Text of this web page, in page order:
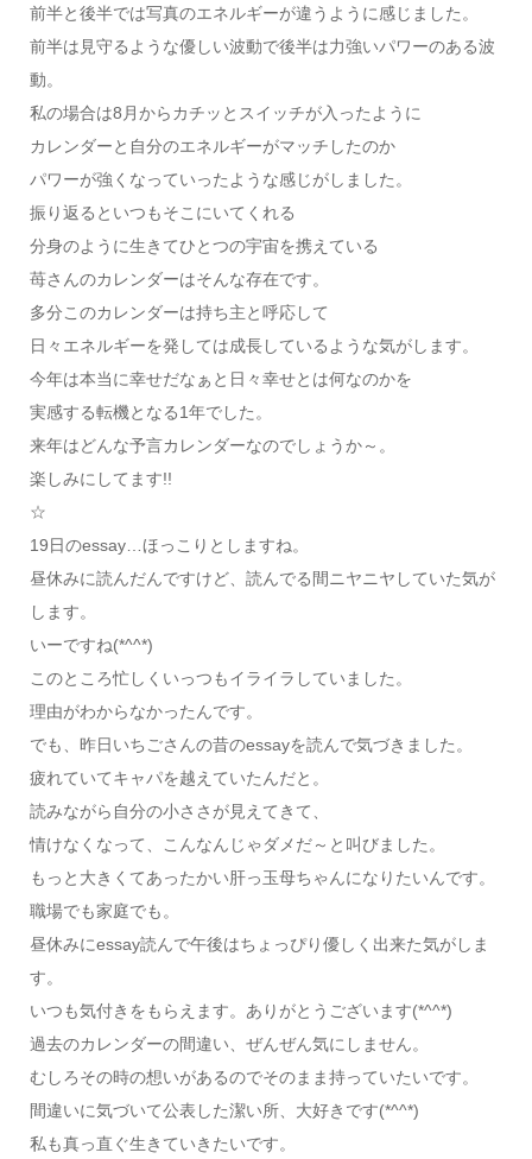
前半と後半では写真のエネルギーが違うように感じました。
前半は見守るような優しい波動で後半は力強いパワーのある波
動。
私の場合は8月からカチッとスイッチが入ったように
カレンダーと自分のエネルギーがマッチしたのか
パワーが強くなっていったような感じがしました。
振り返るといつもそこにいてくれる
分身のように生きてひとつの宇宙を携えている
苺さんのカレンダーはそんな存在です。
多分このカレンダーは持ち主と呼応して
日々エネルギーを発しては成長しているような気がします。
今年は本当に幸せだなぁと日々幸せとは何なのかを
実感する転機となる1年でした。
来年はどんな予言カレンダーなのでしょうか～。
楽しみにしてます!!
☆
19日のessay…ほっこりとしますね。
昼休みに読んだんですけど、読んでる間ニヤニヤしていた気が
します。
いーですね(*^^*)
このところ忙しくいっつもイライラしていました。
理由がわからなかったんです。
でも、昨日いちごさんの昔のessayを読んで気づきました。
疲れていてキャパを越えていたんだと。
読みながら自分の小ささが見えてきて、
情けなくなって、こんなんじゃダメだ～と叫びました。
もっと大きくてあったかい肝っ玉母ちゃんになりたいんです。
職場でも家庭でも。
昼休みにessay読んで午後はちょっぴり優しく出来た気がしま
す。
いつも気付きをもらえます。ありがとうございます(*^^*)
過去のカレンダーの間違い、ぜんぜん気にしません。
むしろその時の想いがあるのでそのまま持っていたいです。
間違いに気づいて公表した潔い所、大好きです(*^^*)
私も真っ直ぐ生きていきたいです。